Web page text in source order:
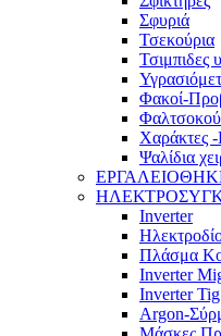
Σφυριά
Τσεκούρια
Τσιμπιδες
Φακοί-
Χαράκτες
Ψαλίδια
Inverter
Πλάσμα
Inverter
Inverter Tig
Argon-